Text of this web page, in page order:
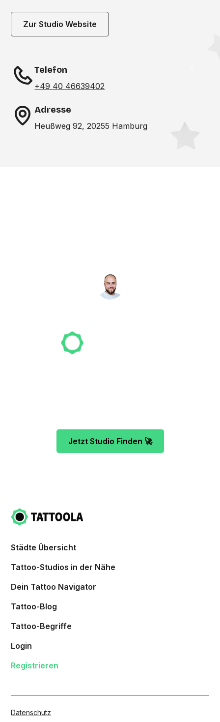
Zur Studio Website
Telefon
+49 40 46639402
Adresse
Heußweg 92, 20255 Hamburg
Jetzt Studio Finden 🚀
Städte Übersicht
Tattoo-Studios in der Nähe
Dein Tattoo Navigator
Tattoo-Blog
Tattoo-Begriffe
Login
Registrieren
Datenschutz